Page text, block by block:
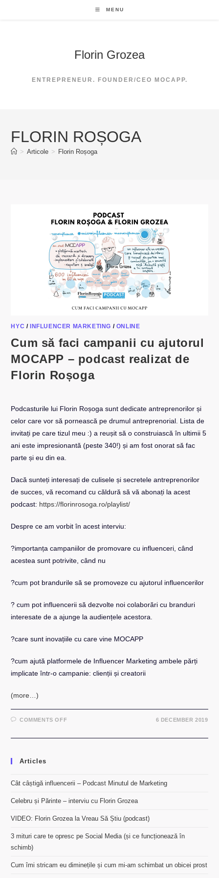
MENU
Florin Grozea
ENTREPRENEUR. FOUNDER/CEO MOCAPP.
FLORIN ROȘOGA
> Articole > Florin Roșoga
HYC /INFLUENCER MARKETING / ONLINE
Cum să faci campanii cu ajutorul
MOCAPP – podcast realizat de
Florin Roșoga
Podcasturile lui Florin Roșoga sunt dedicate antreprenorilor și
celor care vor să pornească pe drumul antreprenorial. Lista de
invitați pe care tizul meu :) a reușit să o construiască în ultimii 5
ani este impresionantă (peste 340!) și am fost onorat să fac
parte și eu din ea.
Dacă sunteți interesați de culisele și secretele antreprenorilor
de succes, vă recomand cu căldură să vă abonați la acest
podcast: https://florinrosoga.ro/playlist/
Despre ce am vorbit în acest interviu:
?importanța campaniilor de promovare cu influenceri, când
acestea sunt potrivite, când nu
?cum pot brandurile să se promoveze cu ajutorul influencerilor
? cum pot influencerii să dezvolte noi colaborări cu branduri
interesate de a ajunge la audiențele acestora.
?care sunt inovațiile cu care vine MOCAPP
?cum ajută platformele de Influencer Marketing ambele părți
implicate într-o campanie: clienții și creatorii
(more…)
COMMENTS OFFON
FACI
REALIZAT
ROȘOGA
6 DECEMBER 2019
Articles
Cât câștigă influencerii – Podcast Minutul de Marketing
Celebru și Părinte – interviu cu Florin Grozea
VIDEO: Florin Grozea la Vreau Să Știu (podcast)
3 mituri care te opresc pe Social Media (și ce funcționează în
schimb)
Cum îmi stricam eu diminețile și cum mi-am schimbat un obicei prost